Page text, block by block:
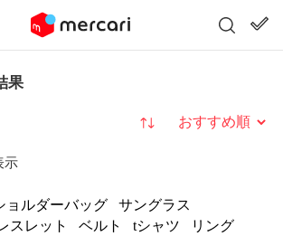
果
示
並び替え
ョルダーバッグ
サングラス
スレット ベルト tシャツ
リング